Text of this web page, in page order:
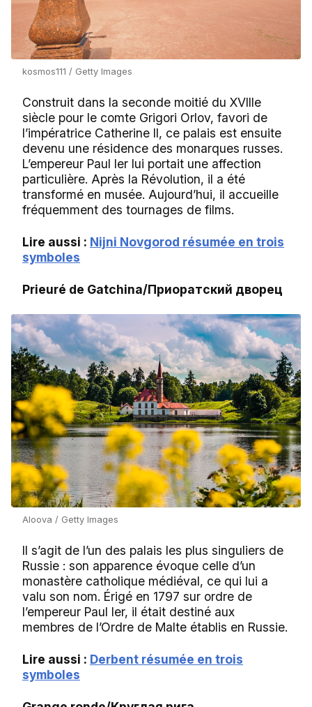
kosmos111 / Getty Images
Construit dans la seconde moitié du XVIIIe
siècle pour le comte Grigori Orlov, favori de
l’impératrice Catherine II, ce palais est ensuite
devenu une résidence des monarques russes.
L’empereur Paul Ier lui portait une affection
particulière. Après la Révolution, il a été
transformé en musée. Aujourd’hui, il accueille
fréquemment des tournages de films.
Lire aussi : Nijni Novgorod résumée en trois
symboles
Prieuré de Gatchina/Приоратский дворец
Aloova / Getty Images
Il s’agit de l’un des palais les plus singuliers de
Russie : son apparence évoque celle d’un
monastère catholique médiéval, ce qui lui a
valu son nom. Érigé en 1797 sur ordre de
l’empereur Paul Ier, il était destiné aux
membres de l’Ordre de Malte établis en Russie.
Lire aussi : Derbent résumée en trois
symboles